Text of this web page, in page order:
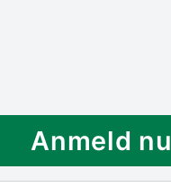
Anmeld nu